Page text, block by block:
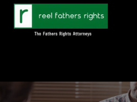
951-339-
Estamos